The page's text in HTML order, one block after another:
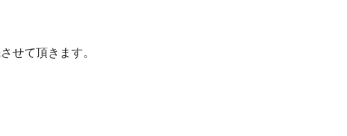
せて頂きます。